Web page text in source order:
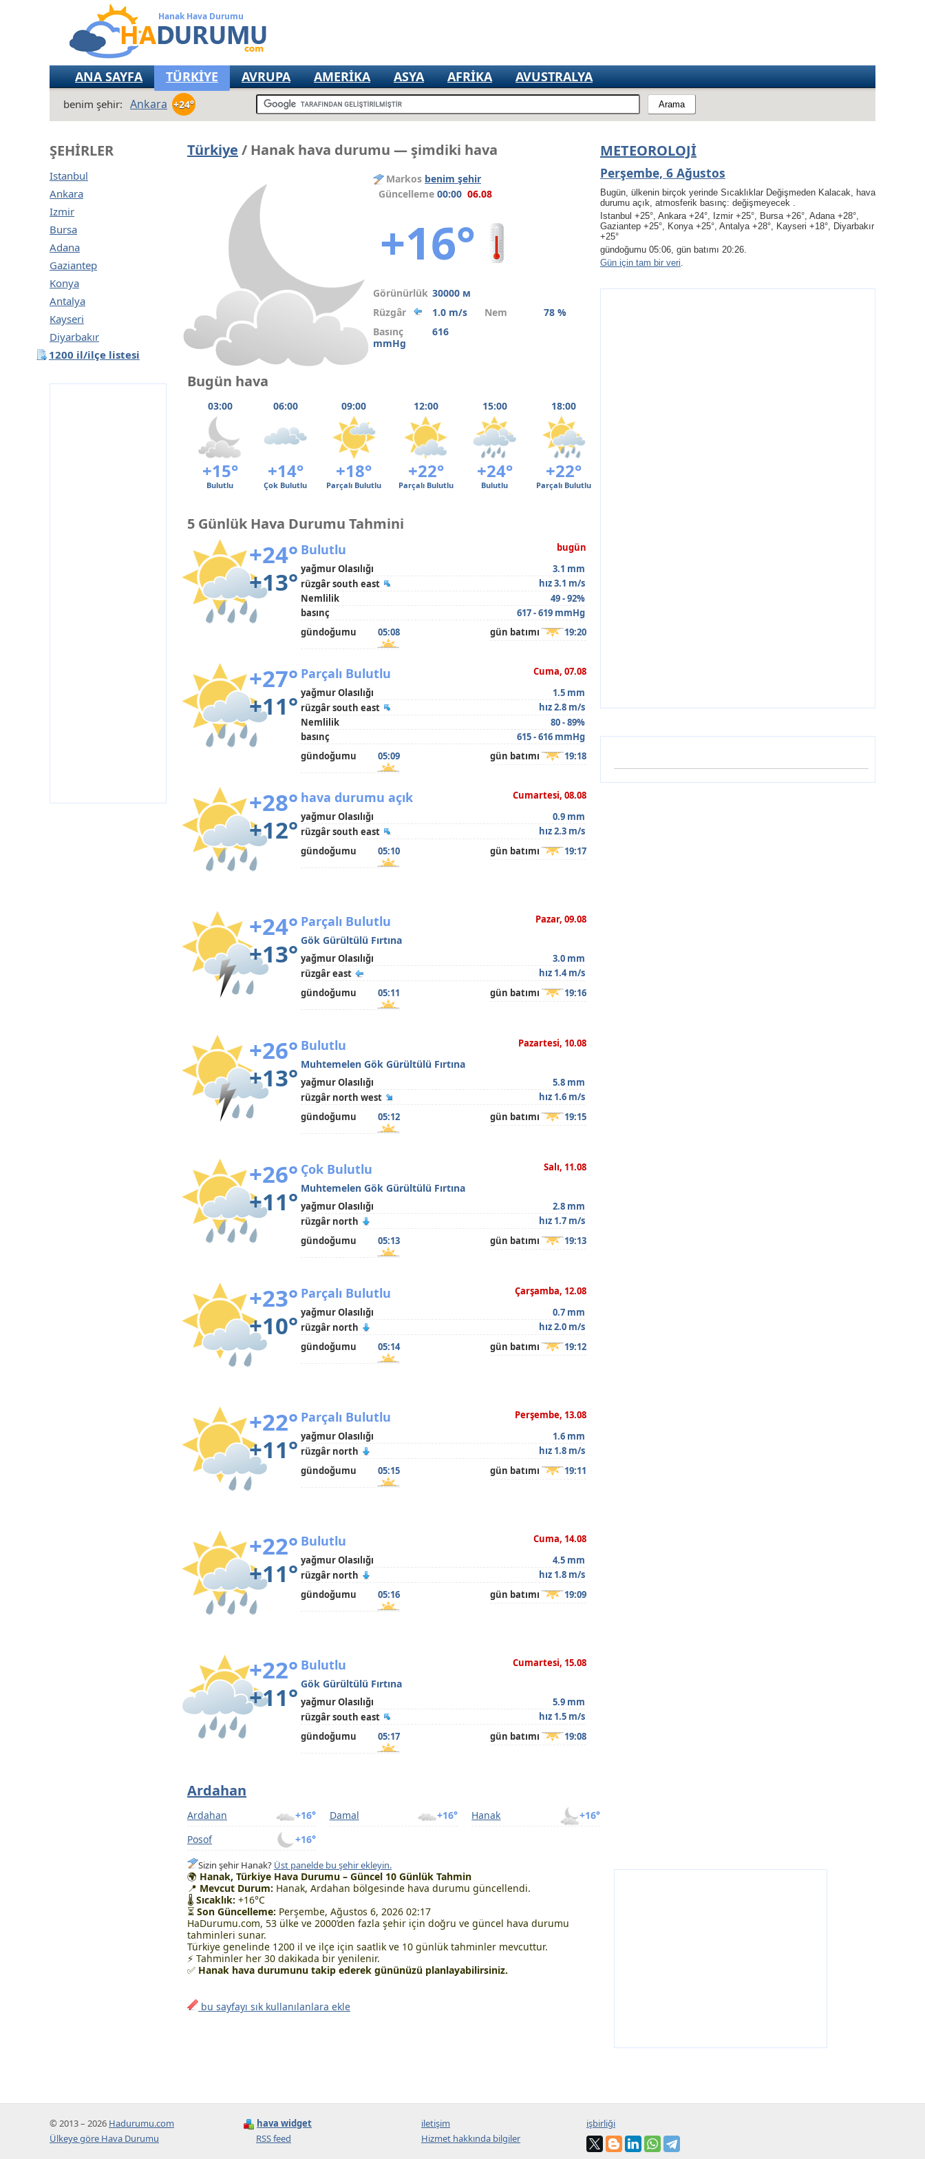
Hanak Hava Durumu
ANA SAYFA TÜRKİYE AVRUPA AMERIKA ASYA AFRIKA AVUSTRALYA
benim şehir: Ankara +24°
ŞEHIRLER
Istanbul
Ankara
Izmir
Bursa
Adana
Gaziantep
Konya
Antalya
Kayseri
Diyarbakır
1200 il/ilçe listesi
Türkiye / Hanak hava durumu — şimdiki hava
Markos benim şehir
Güncelleme 00:00 06.08
+16°
Görünürlük 30000 м
Rüzgâr
1.0 m/s Nem
78 %
Basınç
616
mmHg
Bugün hava
03:00 06:00 09:00 12:00 15:00 18:00
+15° +14° +18° +22° +24° +22°
Bulutlu Çok Bulutlu Parçalı Bulutlu Parçalı Bulutlu Bulutlu Parçalı Bulutlu
5 Günlük Hava Durumu Tahmini
+24°
+13°
bugün
Bulutlu
yağmur Olasılığı
3.1 mm
rüzgâr south east
hız 3.1 m/s
Nemlilik
49 - 92%
basınç
617 - 619 mmHg
gündoğumu
05:08 gün batımı 19:20
+27°
+11°
Cuma, 07.08
Parçalı Bulutlu
yağmur Olasılığı
1.5 mm
rüzgâr south east
hız 2.8 m/s
Nemlilik
80 - 89%
basınç
615 - 616 mmHg
gündoğumu
05:09 gün batımı 19:18
+28°
+12°
Cumartesi, 08.08
hava durumu açık
yağmur Olasılığı
0.9 mm
rüzgâr south east
hız 2.3 m/s
gündoğumu
05:10 gün batımı 19:17
+24°
+13°
Pazar, 09.08
Parçalı Bulutlu
Gök Gürültülü Fırtına
yağmur Olasılığı
3.0 mm
rüzgâr east
hız 1.4 m/s
gündoğumu
05:11 gün batımı 19:16
+26°
+13°
Pazartesi, 10.08
Bulutlu
Muhtemelen Gök Gürültülü Fırtına
yağmur Olasılığı
5.8 mm
rüzgâr north west
hız 1.6 m/s
gündoğumu
05:12 gün batımı 19:15
+26°
+11°
Salı, 11.08
Çok Bulutlu
Muhtemelen Gök Gürültülü Fırtına
yağmur Olasılığı
2.8 mm
rüzgâr north
hız 1.7 m/s
gündoğumu
05:13 gün batımı 19:13
+23°
+10°
Çarşamba, 12.08
Parçalı Bulutlu
yağmur Olasılığı
0.7 mm
rüzgâr north
hız 2.0 m/s
gündoğumu
05:14 gün batımı 19:12
+22°
+11°
Perşembe, 13.08
Parçalı Bulutlu
yağmur Olasılığı
1.6 mm
rüzgâr north
hız 1.8 m/s
gündoğumu
05:15 gün batımı 19:11
+22°
+11°
Cuma, 14.08
Bulutlu
yağmur Olasılığı
4.5 mm
rüzgâr north
hız 1.8 m/s
gündoğumu
05:16 gün batımı 19:09
+22°
+11°
Cumartesi, 15.08
Bulutlu
Gök Gürültülü Fırtına
yağmur Olasılığı
5.9 mm
rüzgâr south east
hız 1.5 m/s
gündoğumu
05:17 gün batımı 19:08
Ardahan
+16°
Ardahan +16°
Damal +16°
Hanak
+16°
Posof
Sizin şehir Hanak? Üst panelde bu şehir ekleyin.
🌍 Hanak, Türkiye Hava Durumu – Güncel 10 Günlük Tahmin
📍 Mevcut Durum: Hanak, Ardahan bölgesinde hava durumu güncellendi.
🌡 Sıcaklık: +16°C
⏳ Son Güncelleme: Perşembe, Ağustos 6, 2026 02:17
HaDurumu.com, 53 ülke ve 2000’den fazla şehir için doğru ve güncel hava durumu
tahminleri sunar.
Türkiye genelinde 1200 il ve ilçe için saatlik ve 10 günlük tahminler mevcuttur.
⚡ Tahminler her 30 dakikada bir yenilenir.
✅ Hanak hava durumunu takip ederek gününüzü planlayabilirsiniz.
bu sayfayı sık kullanılanlara ekle
METEOROLOJI
Perşembe, 6 Ağustos
Bugün, ülkenin birçok yerinde Sıcaklıklar Değişmeden Kalacak, hava
durumu açık, atmosferik basınç: değişmeyecek .
Istanbul +25°, Ankara +24°, Izmir +25°, Bursa +26°, Adana +28°,
Gaziantep +25°, Konya +25°, Antalya +28°, Kayseri +18°, Diyarbakır
+25°
gündoğumu 05:06, gün batımı 20:26.
Gün için tam bir veri.
© 2013 – 2026 Hadurumu.com
Ülkeye göre Hava Durumu
hava widget
RSS feed
iletişim
Hizmet hakkında bilgiler
işbirliği